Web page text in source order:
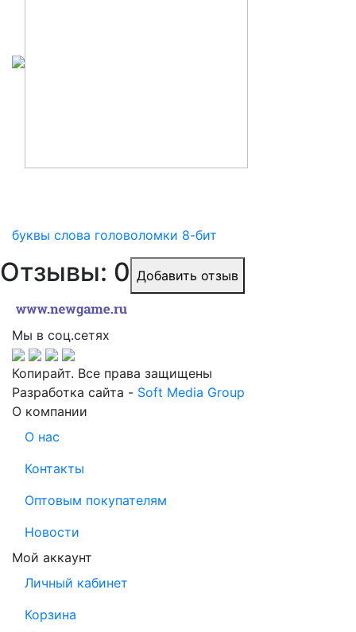
буквы слова головоломки 8-бит
Отзывы: 0 Добавить отзыв
Мы в соц.сетях
Копирайт. Все права защищены
Разработка сайта - Soft Media Group
О компании
О нас
Контакты
Оптовым покупателям
Новости
Мой аккаунт
Личный кабинет
Корзина